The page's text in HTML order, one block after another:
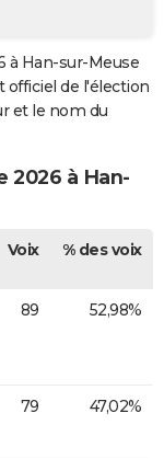
à Han-sur-Meuse
officiel de l'élection
et le nom du
2026 à Han-
Voix % des voix
89 52,98%
79 47,02%